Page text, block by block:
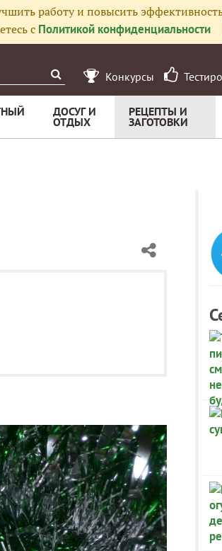
работу и повысить
с Политикой конфиденциальности
Конкурсы
ДОСУГ И
ОТДЫХ
РЕЦЕПТЫ И
ЗАГОТОВКИ